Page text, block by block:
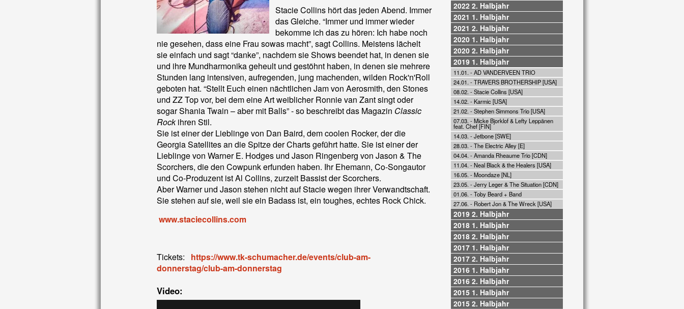
Stacie Collins hört das jeden Abend. Immer
das Gleiche. “Immer und immer wieder
bekomme ich das zu hören: Ich habe noch
nie gesehen, dass eine Frau sowas macht”, sagt Collins. Meistens lächelt
sie einfach und sagt “danke”, nachdem sie Shows beendet hat, in denen sie
und ihre Mundharmonika geheult und gestöhnt haben, in denen sie mehrere
Stunden lang intensiven, aufregenden, jung machenden, wilden Rock'n'Roll
geboten hat. “Stellt Euch einen nächtlichen Jam von Aerosmith, den Stones
und ZZ Top vor, bei dem eine Art weiblicher Ronnie van Zant singt oder
sogar Shania Twain – aber mit Balls” - so beschreibt das Magazin Classic
Rockihren Stil.
Sie ist einer der Lieblinge von Dan Baird, dem coolen Rocker, der die
Georgia Satellites an die Spitze der Charts geführt hatte. Sie ist einer der
Lieblinge von Warner E. Hodges und Jason Ringenberg von Jason & The
Scorchers, die den Cowpunk erfunden haben. Ihr Ehemann, Co-Songautor
und Co-Produzent ist Al Collins, zurzeit Bassist der Scorchers.
Aber Warner und Jason stehen nicht auf Stacie wegen ihrer Verwandtschaft.
Sie stehen auf sie, weil sie ein Badass ist, ein toughes, echtes Rock Chick.
www.staciecollins.com
Tickets: https://www.tk-schumacher.de/events/club-am-
donnerstag/club-am-donnerstag
Video:
2022 2. Halbjahr
2021 1. Halbjahr
2021 2. Halbjahr
2020 1. Halbjahr
2020 2. Halbjahr
2019 1. Halbjahr
11.01. - AD VANDERVEEN TRIO
24.01. - TRAVERS BROTHERSHIP [USA]
08.02. - Stacie Collins [USA]
14.02. - Karmic [USA]
21.02. - Stephen Simmons Trio [USA]
07.03. - Micke Bjorklof & Lefty Leppänen
feat. Chef [FIN]
14.03. - Jetbone [SWE]
28.03. - The Electric Alley [E]
04.04. - Amanda Rheaume Trio [CDN]
11.04. - Neal Black & the Healers [USA]
16.05. - Moondaze [NL]
23.05. - Jerry Leger & The Situation [CDN]
01.06. - Toby Beard + Band
27.06. - Robert Jon & The Wreck [USA]
2019 2. Halbjahr
2018 1. Halbjahr
2018 2. Halbjahr
2017 1. Halbjahr
2017 2. Halbjahr
2016 1. Halbjahr
2016 2. Halbjahr
2015 1. Halbjahr
2015 2. Halbjahr